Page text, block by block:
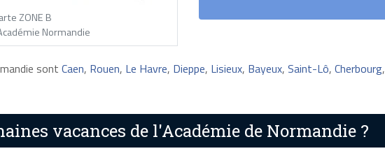
ZONE B
Normandie
sont Caen, Rouen, Le Havre, Dieppe, Lisieux, Bayeux, Saint-Lô, Cherbourg,
vacances de l'Académie de Normandie ?